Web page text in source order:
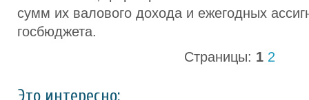
сумм их валового дохода и ежегодных
госбюджета.
Страницы: 1 2